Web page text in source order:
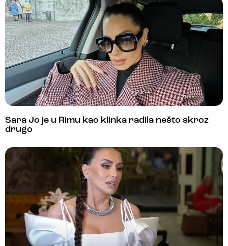
Sara Jo je u Rimu kao klinka radila nešto skroz
drugo